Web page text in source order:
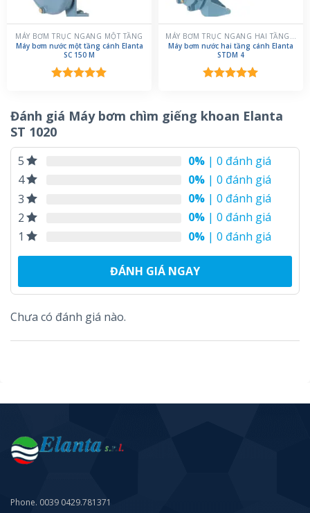
MÁY BƠM TRỤC NGANG MỘT TẦNG
Máy bơm nước một tầng cánh Elanta
SC 150 M
5 sao
Máy bơm nước hai tầng cánh Elanta
STDM 4
5 sao
Đánh giá Máy bơm chìm giếng khoan Elanta
ST 1020
5 0% | 0 đánh giá
4
0% | 0 đánh giá
3
0% | 0 đánh giá
2
0% | 0 đánh giá
1
0% | 0 đánh giá
ĐÁNH GIÁ NGAY
Chưa có đánh giá nào.
Phone. 0039 0429.781371